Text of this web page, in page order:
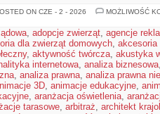
ON CZE - 2 - 2026
MOŻLIWOŚĆ
, adopcje zwierząt, agencje
dla zwierząt domowych, akcesoria
, aktywność twórcza, akustyka
internetowa, analiza biznesowa
, analiza prawna, analiza prawna
3D, animacje edukacyjne,
, aranżacja oświetlenia,
tarasowe, arbitraż, architekt